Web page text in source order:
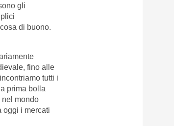
gli
di buono.
fino alle
tutti i
prima bolla
mondo
oggi i mercati